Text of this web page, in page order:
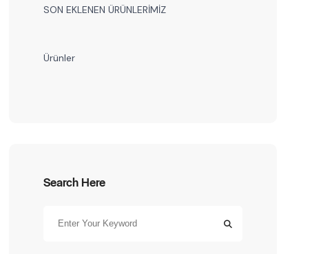
SON EKLENEN ÜRÜNLERİMİZ
Ürünler
Search Here